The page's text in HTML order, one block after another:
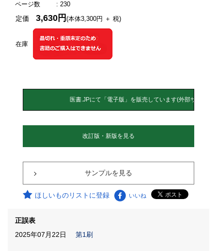
ページ数
: 230
在庫
定価3,630円(本体3,300円 ＋ 税)
改訂版・新版を見る
サンプルを見る
ほしいものリストに登録 いいね
正誤表
2025年07月22日
第1刷